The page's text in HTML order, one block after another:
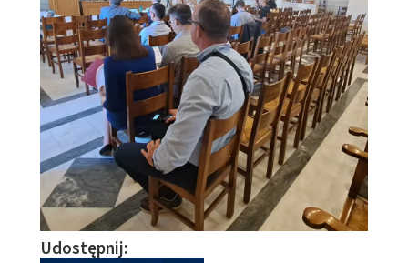
Udostępnij: